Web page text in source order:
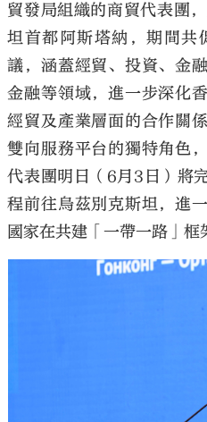
貿發局組織的商貿代表團
坦首都阿斯塔納，期間共
議，涵蓋經貿、投資、金
金融等領域，進一步深化
經貿及產業層面的合作關
雙向服務平台的獨特角色
代表團明日（6月3日）將
程前往烏茲別克斯坦，進
國家在共建「一帶一路」框